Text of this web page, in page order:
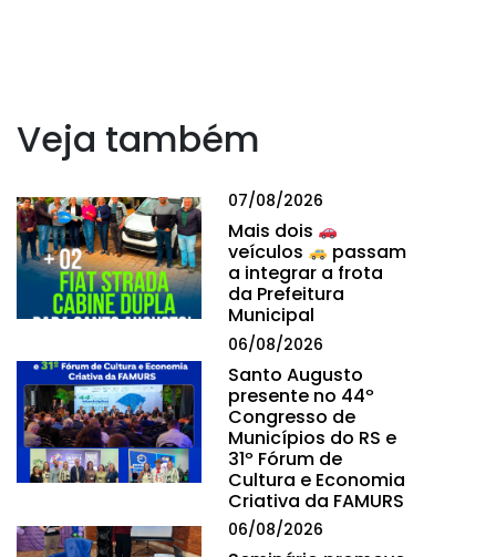
Veja também
07/08/2026
Mais dois
veículos
passam
a integrar a frota
da Prefeitura
Municipal
06/08/2026
Santo Augusto
presente no 44º
Congresso de
Municípios do RS e
31º Fórum de
Cultura e Economia
Criativa da FAMURS
06/08/2026